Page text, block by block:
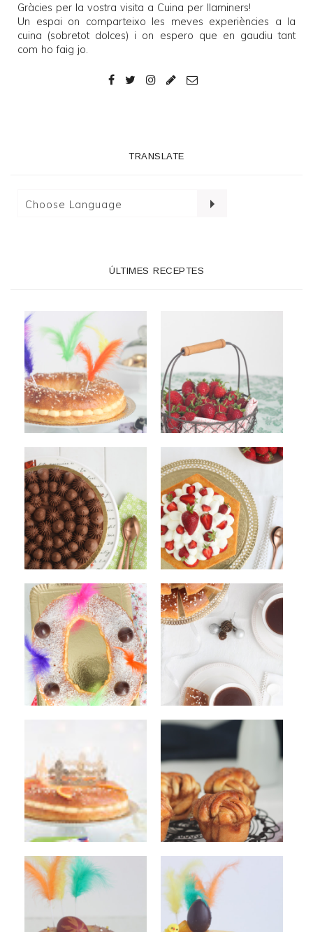
Gràcies per la vostra visita a Cuina per llaminers!
Un espai on comparteixo les meves experiències a la
cuina (sobretot dolces) i on espero que en gaudiu tant
com ho faig jo.
TRANSLATE
ÚLTIMES RECEPTES